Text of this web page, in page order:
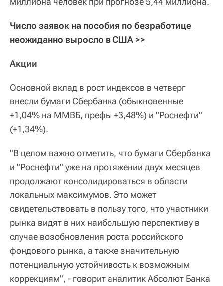
Число заявок на пособия по безработице
неожиданно выросло в США >>
Акции
Основной вклад в рост индексов в четверг
внесли бумаги Сбербанка (обыкновенные
+1,04% на ММВБ, префы +3,48%) и "Роснефти"
(+1,34%).
"В целом важно отметить, что бумаги Сбербанка
и "Роснефти" уже на протяжении двух месяцев
продолжают консолидироваться в области
локальных максимумов. Это может
свидетельствовать в пользу того, что участники
рынка видят в них наибольшую перспективу в
случае возобновления роста российского
фондового рынка, а также значительную
потенциальную устойчивость к возможным
коррекциям", - говорит аналитик Абсолют Банка